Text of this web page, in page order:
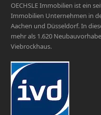
OECHSLE Immobilien ist ein
Immobilien Unternehmen in
Aachen und Düsseldorf. In
mehr als 1.620
Viebrockhaus.